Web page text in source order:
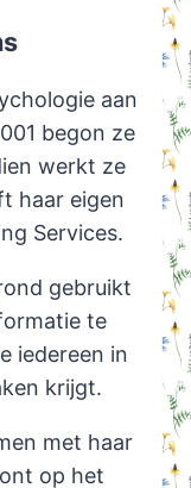
aan
begon ze
werkt ze
haar eigen
Services.
gebruikt
te
iedereen in
krijgt.
met haar
op het